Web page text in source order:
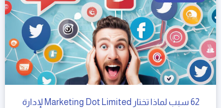
62 سبب لماذا تختار Marketing Dot Limited لإدارة